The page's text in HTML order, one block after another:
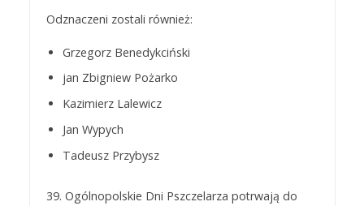
Odznaczeni zostali również:
Grzegorz Benedykciński
jan Zbigniew Pożarko
Kazimierz Lalewicz
Jan Wypych
Tadeusz Przybysz
39. Ogólnopolskie Dni Pszczelarza potrwają do